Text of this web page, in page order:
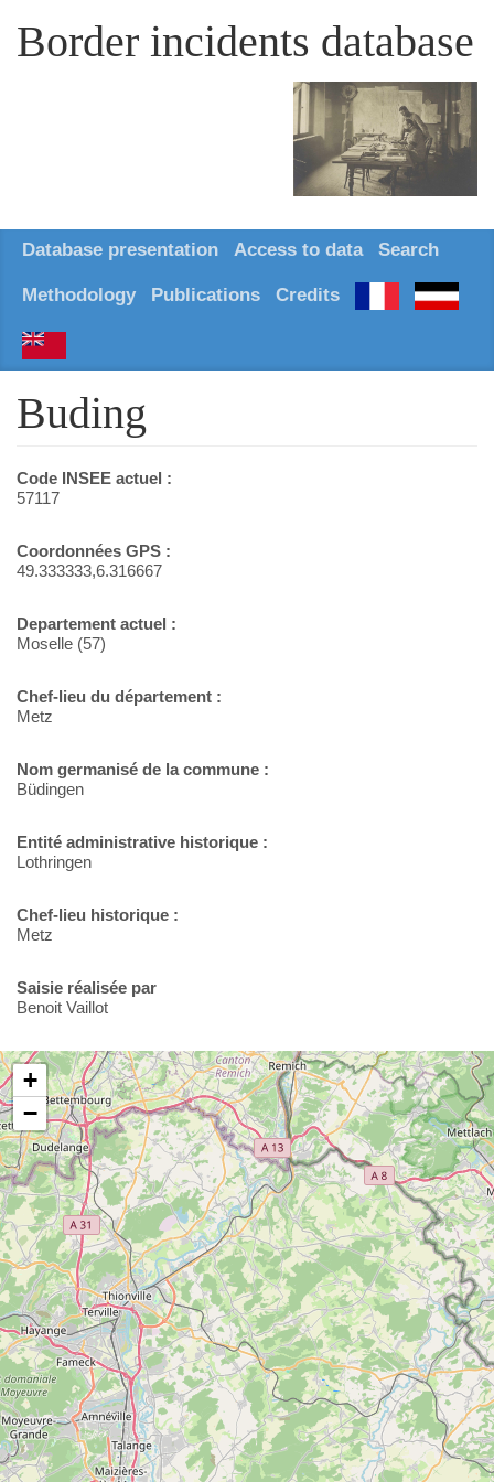
Border incidents database
Database presentation Access to data Search
Methodology Publications Credits
Buding
Code INSEE actuel :
57117
Coordonnées GPS :
49.333333,6.316667
Departement actuel :
Moselle (57)
Chef-lieu du département :
Metz
Nom germanisé de la commune :
Büdingen
Entité administrative historique :
Lothringen
Chef-lieu historique :
Metz
Saisie réalisée par
Benoit Vaillot
+
−